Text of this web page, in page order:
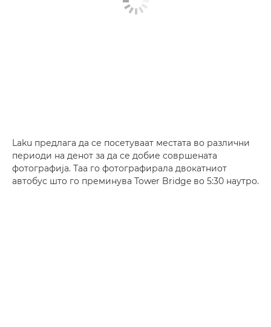
Laku предлага да се посетуваат местата во различни
периоди на денот за да се добие совршената
фотографија. Таа го фотографирала двокатниот
автобус што го преминува Tower Bridge во 5:30 наутро.